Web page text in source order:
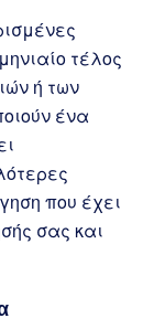
τέλος
ή των
ένα
που έχει
σας και